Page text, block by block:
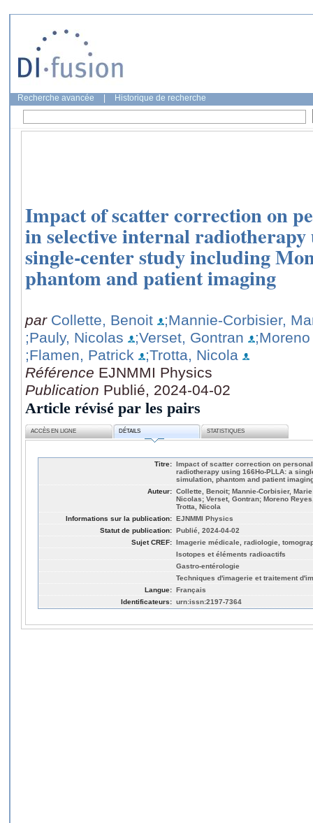
Recherche avancée Historique de recherche
Impact of scatter correction on
in selective internal radiotherapy
single‐center study including
phantom and patient imaging
par Collette, Benoit
;Mannie-Corbisier,
;Pauly, Nicolas
;Verset, Gontran
;Flamen, Patrick
;Trotta, Nicola
Référence EJNMMI Physics
Publication Publié, 2024-04-02
Article révisé par les pairs
ACCÈS EN LIGNE DÉTAILS STATISTIQUES
Titre: Impact of scatter correction on
radiotherapy using 166Ho‐PLLA: a
simulation, phantom and patient
Auteur: Collette, Benoit; Mannie-Corbisier,
Nicolas; Verset, Gontran; Moreno
Trotta, Nicola
Informations sur la publication: EJNMMI Physics
Statut de publication: Publié, 2024-04-02
Sujet CREF: Imagerie médicale, radiologie,
Isotopes et éléments radioactifs
Gastro-entérologie
Techniques d'imagerie et traitement
Langue: Français
Identificateurs: urn:issn:2197-7364